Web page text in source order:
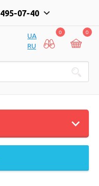
495-07-40
UA
RU
0 0